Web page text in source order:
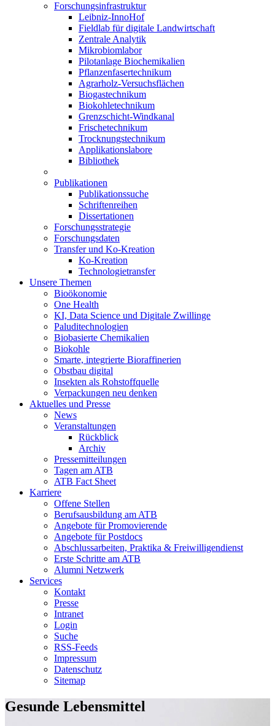
Forschungsinfrastruktur
Leibniz-InnoHof
Fieldlab für digitale Landwirtschaft
Zentrale Analytik
Mikrobiomlabor
Pilotanlage Biochemikalien
Pflanzenfasertechnikum
Agrarholz-Versuchsflächen
Biogastechnikum
Biokohletechnikum
Grenzschicht-Windkanal
Frischetechnikum
Trocknungstechnikum
Applikationslabore
Bibliothek
Publikationen
Publikationssuche
Schriftenreihen
Dissertationen
Forschungsstrategie
Forschungsdaten
Transfer und Ko-Kreation
Ko-Kreation
Technologietransfer
Unsere Themen
Bioökonomie
One Health
KI, Data Science und Digitale Zwillinge
Paluditechnologien
Biobasierte Chemikalien
Biokohle
Smarte, integrierte Bioraffinerien
Obstbau digital
Insekten als Rohstoffquelle
Verpackungen neu denken
Aktuelles und Presse
News
Veranstaltungen
Rückblick
Archiv
Pressemitteilungen
Tagen am ATB
ATB Fact Sheet
Karriere
Offene Stellen
Berufsausbildung am ATB
Angebote für Promovierende
Angebote für Postdocs
Abschlussarbeiten, Praktika & Freiwilligendienst
Erste Schritte am ATB
Alumni Netzwerk
Services
Kontakt
Presse
Intranet
Login
Suche
RSS-Feeds
Impressum
Datenschutz
Sitemap
Gesunde Lebensmittel